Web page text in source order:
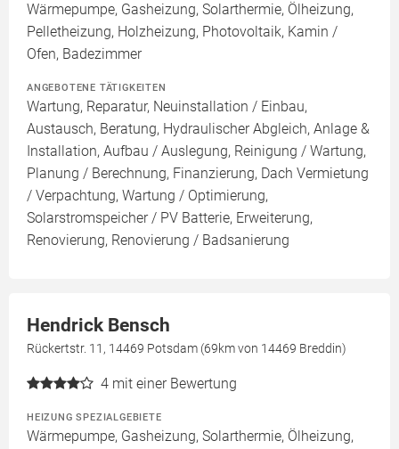
Wärmepumpe, Gasheizung, Solarthermie, Ölheizung,
Pelletheizung, Holzheizung, Photovoltaik, Kamin /
Ofen, Badezimmer
ANGEBOTENE TÄTIGKEITEN
Wartung, Reparatur, Neuinstallation / Einbau,
Austausch, Beratung, Hydraulischer Abgleich, Anlage &
Installation, Aufbau / Auslegung, Reinigung / Wartung,
Planung / Berechnung, Finanzierung, Dach Vermietung
/ Verpachtung, Wartung / Optimierung,
Solarstromspeicher / PV Batterie, Erweiterung,
Renovierung, Renovierung / Badsanierung
Hendrick Bensch
Rückertstr. 11, 14469 Potsdam (69km von 14469 Breddin)
4 mit einer Bewertung
HEIZUNG SPEZIALGEBIETE
Wärmepumpe, Gasheizung, Solarthermie, Ölheizung,